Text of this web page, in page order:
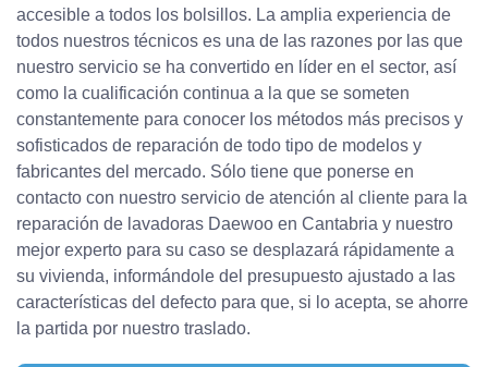
accesible a todos los bolsillos. La amplia experiencia de
todos nuestros técnicos es una de las razones por las que
nuestro servicio se ha convertido en líder en el sector, así
como la cualificación continua a la que se someten
constantemente para conocer los métodos más precisos y
sofisticados de reparación de todo tipo de modelos y
fabricantes del mercado. Sólo tiene que ponerse en
contacto con nuestro servicio de atención al cliente para la
reparación de lavadoras Daewoo en Cantabria y nuestro
mejor experto para su caso se desplazará rápidamente a
su vivienda, informándole del presupuesto ajustado a las
características del defecto para que, si lo acepta, se ahorre
la partida por nuestro traslado.